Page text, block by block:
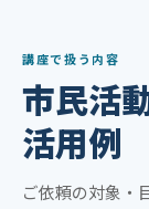
講座で扱う内容
市民活
活用例
ご依頼の対象・